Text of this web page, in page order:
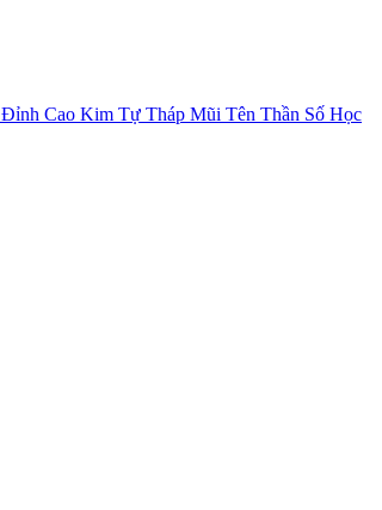
Đỉnh Cao Kim Tự Tháp Mũi Tên Thần Số Học